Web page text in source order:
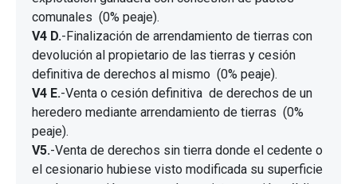
comunales (0% peaje).
V4 D.-Finalización de arrendamiento de tierras con
devolución al propietario de las tierras y cesión
definitiva de derechos al mismo (0% peaje).
V4 E.-Venta o cesión definitiva de derechos de un
heredero mediante arrendamiento de tierras (0%
peaje).
V5.-Venta de derechos sin tierra donde el cedente o
el cesionario hubiese visto modificada su superficie